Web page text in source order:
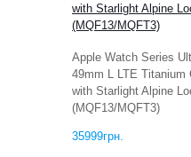
with Starlight Alpine
(MQF13/MQFT3)
Apple Watch Series
49mm L LTE Titanium
with Starlight Alpine
(MQF13/MQFT3)
35999грн.